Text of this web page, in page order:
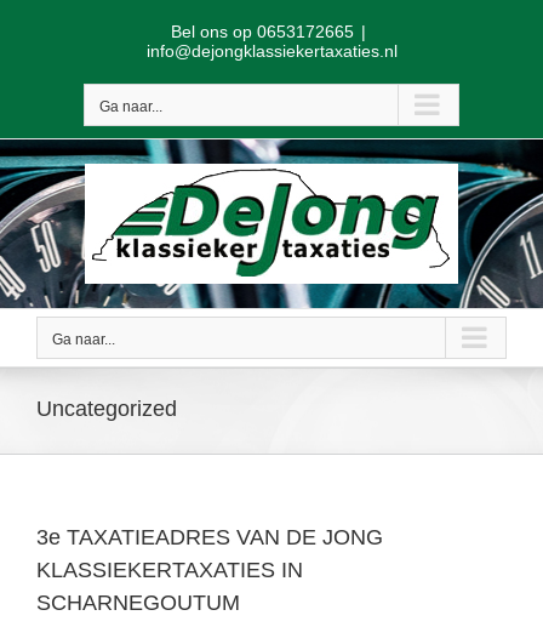
Bel ons op 0653172665 |
info@dejongklassiekertaxaties.nl
Ga naar...
Ga naar...
Uncategorized
3e TAXATIEADRES VAN DE JONG
KLASSIEKERTAXATIES IN
SCHARNEGOUTUM